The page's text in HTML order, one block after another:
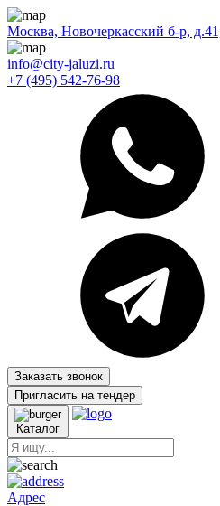
Москва, Новочеркасский б-р,
info@city-jaluzi.ru
+7 (495) 542-76-98
Заказать звонок
Пригласить на тендер
Каталог
Адрес